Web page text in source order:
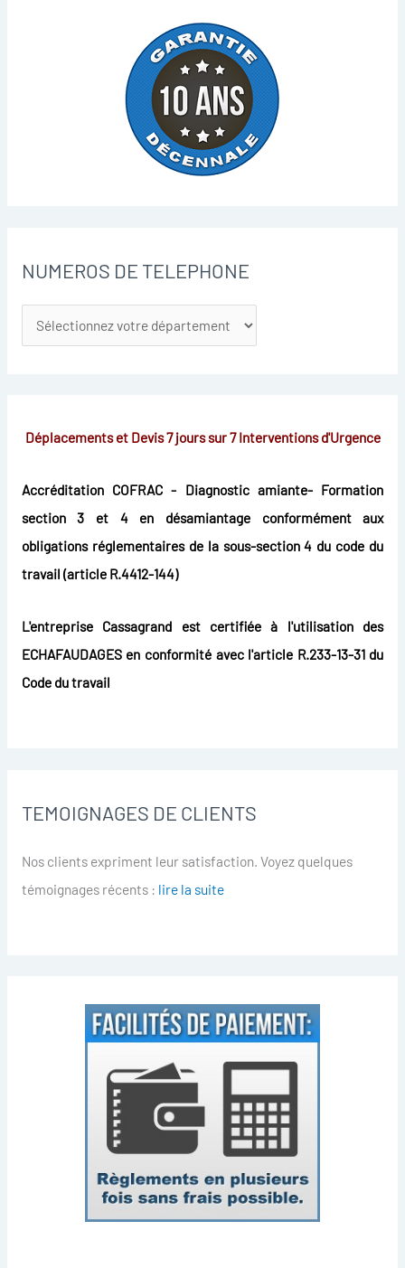
NUMEROS DE TELEPHONE
Déplacements et Devis 7 jours sur 7 Interventions d'Urgence
Accréditation COFRAC - Diagnostic amiante- Formation
section 3 et 4 en désamiantage conformément aux
obligations réglementaires de la sous-section 4 du code du
travail (article R.4412-144)
L'entreprise Cassagrand est certifiée à l'utilisation des
ECHAFAUDAGES en conformité avec l'article R.233-13-31 du
Code du travail
TEMOIGNAGES DE CLIENTS
Nos clients expriment leur satisfaction. Voyez quelques
témoignages récents : lire la suite